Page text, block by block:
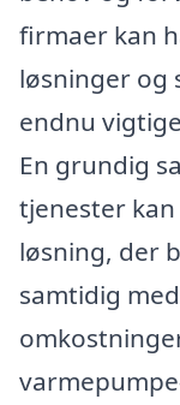
firmaer kan
løsninger og
endnu
En grundig
tjenester
løsning, der
samtidig